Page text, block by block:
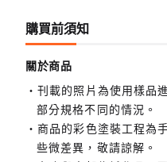
購買前須知
關於商品
刊載的照片為使用樣品
部分規格不同的情況。
商品的彩色塗裝工程為
些微差異，敬請諒解。